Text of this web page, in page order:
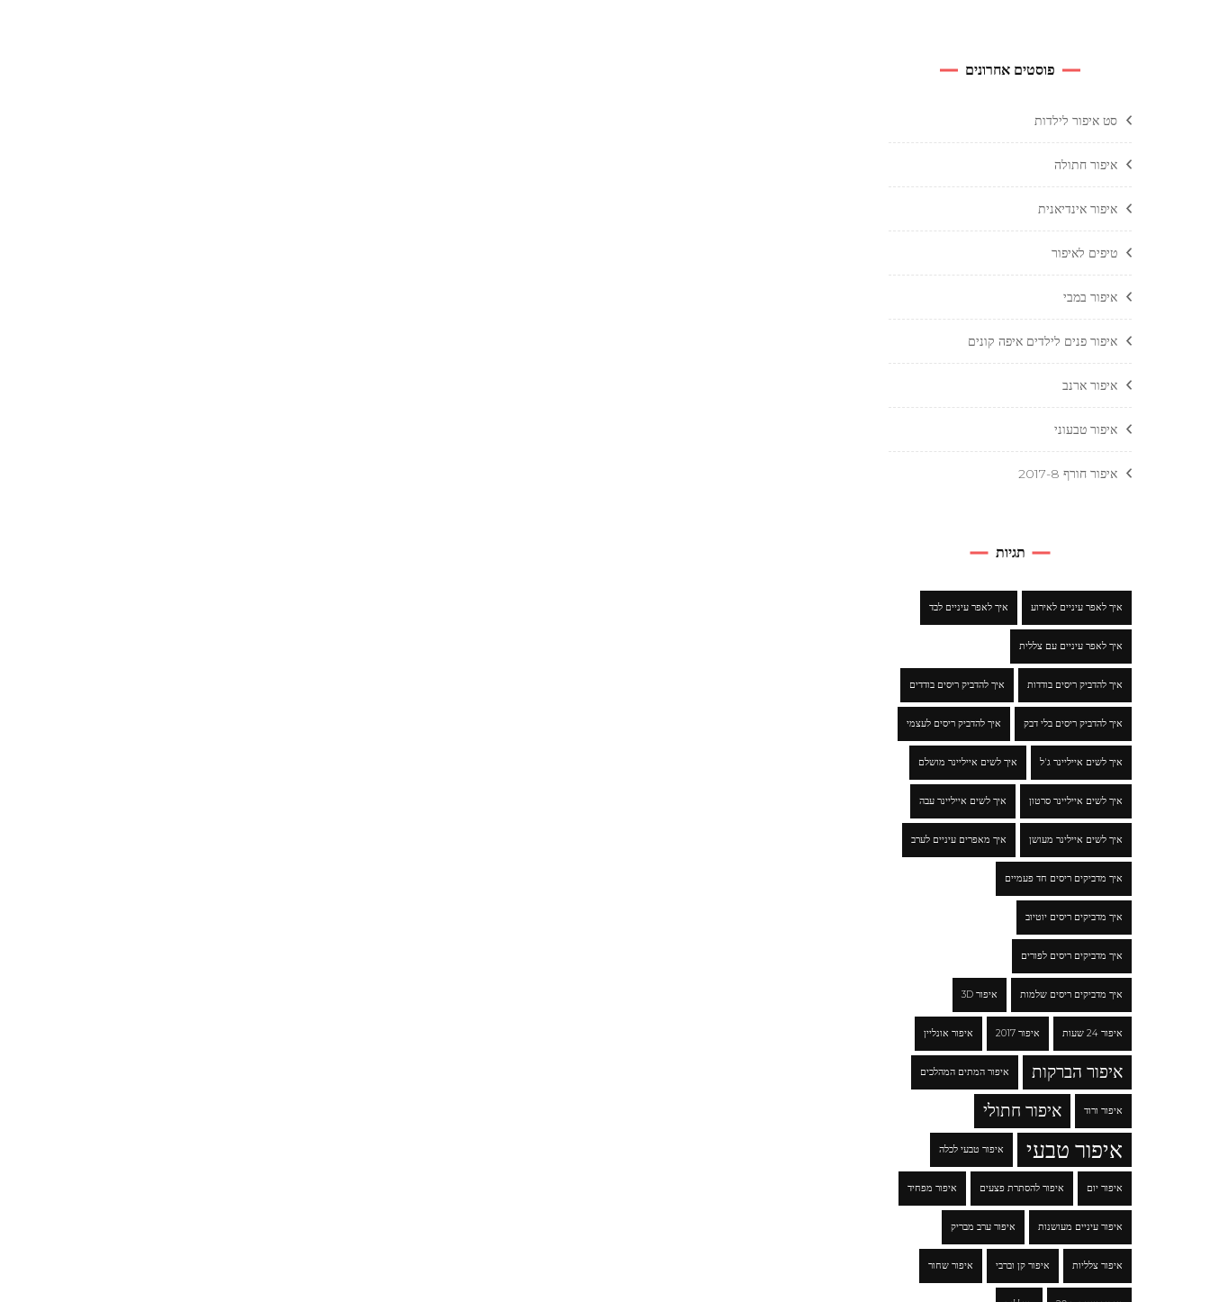
פוסטים אחרונים
סט איפור לילדות
איפור חתולה
איפור אינדיאנית
טיפים לאיפור
איפור במבי
איפור פנים לילדים איפה קונים
איפור ארנב
איפור טבעוני
איפור חורף 2017-8
תגיות
איך לאפר עיניים לאירוע איך לאפר עיניים לבד
איך לאפר עיניים עם צללית
איך להדביק ריסים בודדות איך להדביק ריסים בודדים
איך להדביק ריסים בלי דבק איך להדביק ריסים לעצמי
איך לשים אייליינר ג'ל איך לשים אייליינר מושלם
איך לשים אייליינר סרטון איך לשים אייליינר עבה
איך לשים איילינר מעושן איך מאפרים עיניים לערב
איך מדביקים ריסים חד פעמיים
איך מדביקים ריסים יוטיוב
איך מדביקים ריסים לפורים
איך מדביקים ריסים שלמות איפור 3D
איפור 24 שעות איפור 2017 איפור אונליין
איפור הברקות איפור המתים המהלכים
איפור ורוד איפור חתולי
איפור טבעי איפור טבעי לכלה
איפור יום איפור להסתרת פצעים איפור מפחיד
איפור עיניים מעושנות איפור ערב מבריק
איפור צלליות איפור קן וברבי איפור שחור